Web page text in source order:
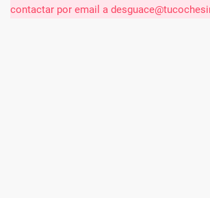
contactar por email a